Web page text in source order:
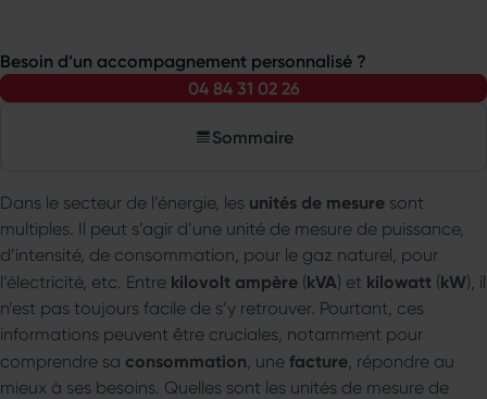
Besoin d’un accompagnement personnalisé ?
04 84 31 02 26
Sommaire
Dans le secteur de l’énergie, les unités de mesure sont
multiples. Il peut s’agir d’une unité de mesure de puissance,
d’intensité, de consommation, pour le gaz naturel, pour
l’électricité, etc. Entre kilovolt ampère (kVA) et kilowatt (kW), il
n’est pas toujours facile de s’y retrouver. Pourtant, ces
informations peuvent être cruciales, notamment pour
comprendre sa consommation , une facture , répondre au
mieux à ses besoins. Quelles sont les unités de mesure de